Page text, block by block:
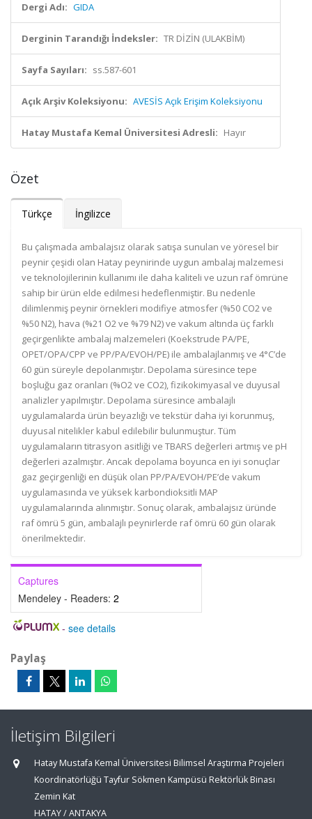
Dergi Adı: GIDA
Derginin Tarandığı İndeksler: TR DİZİN (ULAKBİM)
Sayfa Sayıları: ss.587-601
Açık Arşiv Koleksiyonu: AVESİS Açık Erişim Koleksiyonu
Hatay Mustafa Kemal Üniversitesi Adresli: Hayır
Özet
Türkçe İngilizce
Bu çalışmada ambalajsız olarak satışa sunulan ve yöresel bir
peynir çeşidi olan Hatay peynirinde uygun ambalaj malzemesi
ve teknolojilerinin kullanımı ile daha kaliteli ve uzun raf ömrüne
sahip bir ürün elde edilmesi hedeflenmiştir. Bu nedenle
dilimlenmiş peynir örnekleri modifiye atmosfer (%50 CO2 ve
%50 N2), hava (%21 O2 ve %79 N2) ve vakum altında üç farklı
geçirgenlikte ambalaj malzemeleri (Koekstrude PA/PE,
OPET/OPA/CPP ve PP/PA/EVOH/PE) ile ambalajlanmış ve 4°C’de
60 gün süreyle depolanmıştır. Depolama süresince tepe
boşluğu gaz oranları (%O2 ve CO2), fizikokimyasal ve duyusal
analizler yapılmıştır. Depolama süresince ambalajlı
uygulamalarda ürün beyazlığı ve tekstür daha iyi korunmuş,
duyusal nitelikler kabul edilebilir bulunmuştur. Tüm
uygulamaların titrasyon asitliği ve TBARS değerleri artmış ve pH
değerleri azalmıştır. Ancak depolama boyunca en iyi sonuçlar
gaz geçirgenliği en düşük olan PP/PA/EVOH/PE’de vakum
uygulamasında ve yüksek karbondioksitli MAP
uygulamalarında alınmıştır. Sonuç olarak, ambalajsız üründe
raf ömrü 5 gün, ambalajlı peynirlerde raf ömrü 60 gün olarak
önerilmektedir.
Captures
Mendeley - Readers: 2
- see details
Paylaş
İletişim Bilgileri
Hatay Mustafa Kemal Üniversitesi Bilimsel Araştırma Projeleri
Koordinatörlüğü Tayfur Sökmen Kampüsü Rektörlük Binası
Zemin Kat
HATAY / ANTAKYA